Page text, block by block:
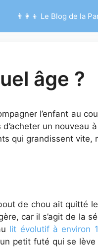
👨‍👩‍👦 Le Blog de la
âge ?
l’enfant au
un nouveau
qui grandissent
de chou ait quitté
car il s’agit de la
lit évolutif à environ
petit futé qui se